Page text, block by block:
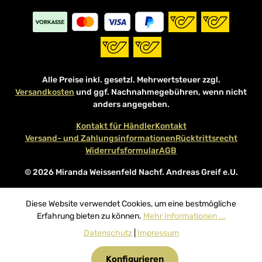
Alle Preise inkl. gesetzl. Mehrwertsteuer zzgl.
Versandkosten und ggf. Nachnahmegebühren, wenn nicht
anders angegeben.
© 2026 Miranda Weissenfeld Nachf. Andreas Greif e.U.
Kontakt für HändlerKontakt
Versand- und ZahlungsinformationenRücktrittsrecht
WiderrufsformularAGB
Diese Website verwendet Cookies, um eine bestmögliche
Erfahrung bieten zu können. Mehr Informationen ...
Datenschutz| Impressum
Konfigurieren